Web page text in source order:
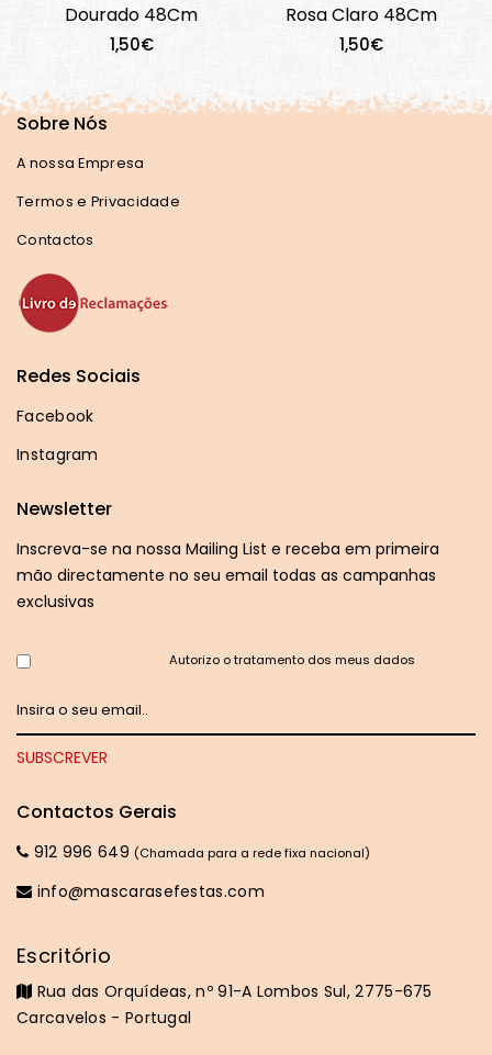
Dourado 48Cm
1,50€
Rosa Claro 48Cm
1,50€
Sobre Nós
A nossa Empresa
Termos e Privacidade
Contactos
Redes Sociais
Facebook
Instagram
Newsletter
Inscreva-se na nossa Mailing List e receba em primeira
mão directamente no seu email todas as campanhas
exclusivas
Autorizo o tratamento dos meus dados
Contactos Gerais
912 996 649 (Chamada para a rede fixa nacional)
info@mascarasefestas.com
Escritório
Rua das Orquídeas, nº 91-A Lombos Sul, 2775-675
Carcavelos - Portugal